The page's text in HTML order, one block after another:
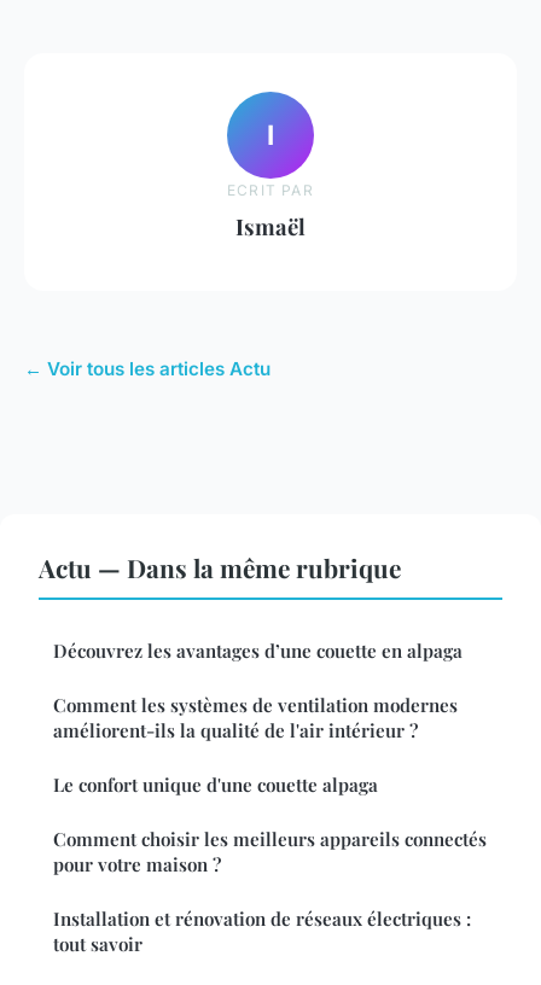
I
ECRIT PAR
Ismaël
← Voir tous les articles Actu
Actu — Dans la même rubrique
Découvrez les avantages d’une couette en alpaga
Comment les systèmes de ventilation modernes
améliorent-ils la qualité de l'air intérieur ?
Le confort unique d'une couette alpaga
Comment choisir les meilleurs appareils connectés
pour votre maison ?
Installation et rénovation de réseaux électriques :
tout savoir